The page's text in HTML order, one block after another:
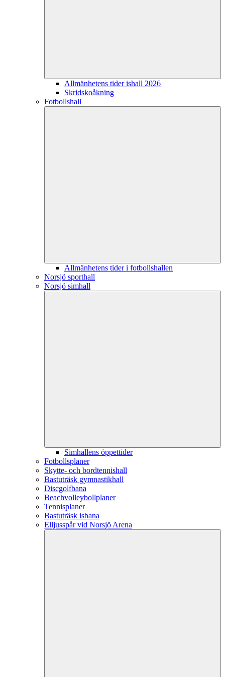
Allmänhetens tider ishall 2026
Skridskoåkning
Fotbollshall
Allmänhetens tider i fotbollshallen
Norsjö sporthall
Norsjö simhall
Simhallens öppettider
Fotbollsplaner
Skytte- och bordtennishall
Bastuträsk gymnastikhall
Discgolfbana
Beachvolleybollplaner
Tennisplaner
Bastuträsk isbana
Elljusspår vid Norsjö Arena